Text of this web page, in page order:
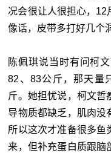
况会很让人很担心，12
像话，皮带多打好几个
陈佩琪说当时有问柯
82、83公斤，那天量
斤。她担忧说，柯文哲
导物质都缺乏，肌肉没
所以这次才准备很多鱼
来，但补充蛋白质跟脑